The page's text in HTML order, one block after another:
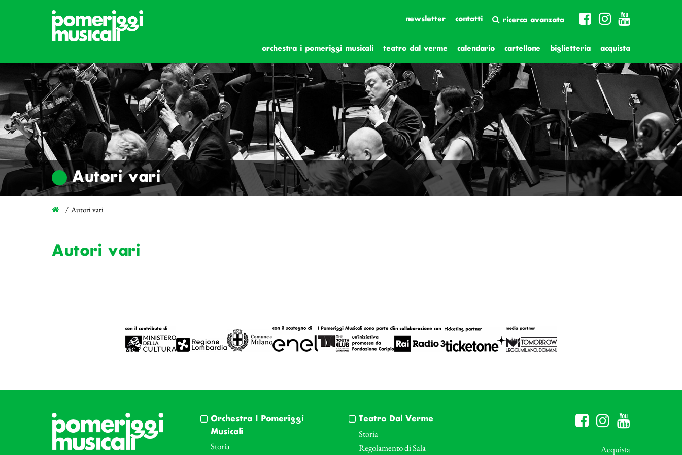
newsletter contatti ricerca avanzata
orchestra i pomeriggi musicali teatro dal verme calendario cartellone biglietteria acquista
Autori vari
Autori vari
Autori vari
Orchestra I Pomeriggi
Musicali
Storia
Teatro Dal Verme
Storia
Regolamento di Sala
Acquista